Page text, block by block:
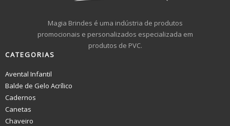
Magia Brindes é uma indústria de produtos
promocionais e personalizados especializada em
produtos de PVC.
CATEGORIAS
Avental Infantil
Balde de Gelo Acrílico
Cadernos
Canetas
Chaveiro